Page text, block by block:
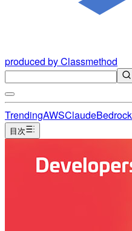
produced by Classmethod
TrendingAWSClaudeBedrock
目次